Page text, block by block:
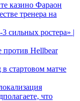
казино Фараон
тренера на
сильных ростера» |
против Hellbear
стартовом матче
что